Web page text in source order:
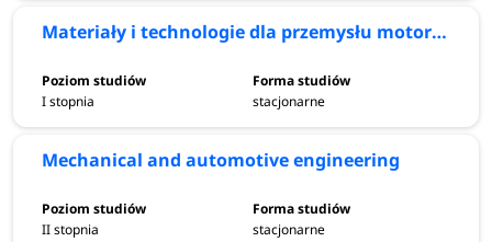
Dowiedz się więcej:www.put.poznan.pl Materiały i technologie dla przemysłu motoryzacyjnego
I stopnia stacjonarne
Mechanical and automotive engineering
II stopnia stacjonarne